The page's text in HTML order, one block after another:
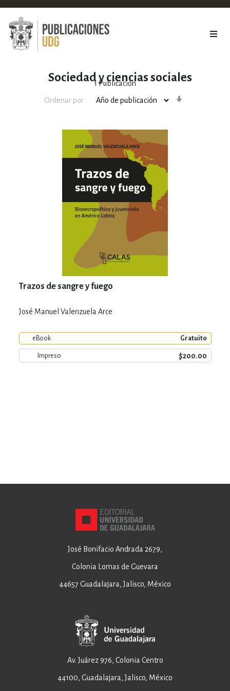
Sociedad y ciencias sociales
1Publicación
Ordenar por
Trazos de sangre y fuego
José Manuel Valenzuela Arce
eBook Gratuito
Impreso $200.00
José Bonifacio Andrada 2679,
Colonia Lomas de Guevara
44657 Guadalajara, Jalisco, México
Av. Juárez 976, Colonia Centro
44100, Guadalajara, Jalisco, México